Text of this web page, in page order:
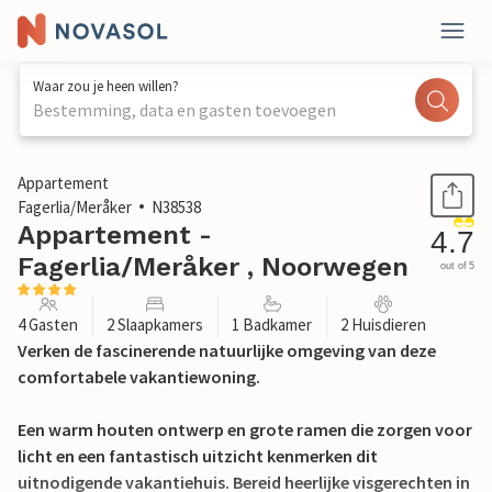
Waar zou je heen willen?
Bestemming, data en gasten toevoegen
1 / 11
Appartement
Fagerlia/Meråker
N38538
Appartement -
Fagerlia/Meråker , Noorwegen
4.7
out of 5
4 Gasten 2 Slaapkamers 1 Badkamer 2 Huisdieren
Verken de fascinerende natuurlijke omgeving van deze
comfortabele vakantiewoning.
Een warm houten ontwerp en grote ramen die zorgen voor
licht en een fantastisch uitzicht kenmerken dit
uitnodigende vakantiehuis. Bereid heerlijke visgerechten in